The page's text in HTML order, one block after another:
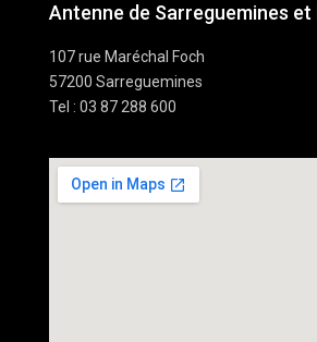
Antenne de Sarreguemines et
107 rue Maréchal Foch
57200 Sarreguemines
Tel : 03 87 288 600